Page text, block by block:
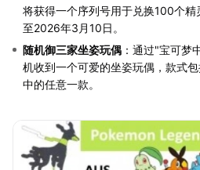
将获得一个序列号用于兑换100个
至2026年3月10日。
随机御三家坐姿玩偶 ：通过"宝可梦
机收到一个可爱的坐姿玩偶，款式
中的任意一款。